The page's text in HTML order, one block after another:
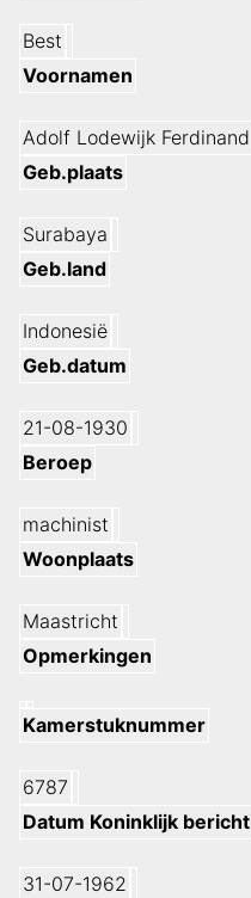
Best
Voornamen
Adolf Lodewijk Ferdinand
Geb.plaats
Surabaya
Geb.land
Indonesië
Geb.datum
21-08-1930
Beroep
machinist
Woonplaats
Maastricht
Opmerkingen
Kamerstuknummer
6787
Datum Koninklijk bericht
31-07-1962